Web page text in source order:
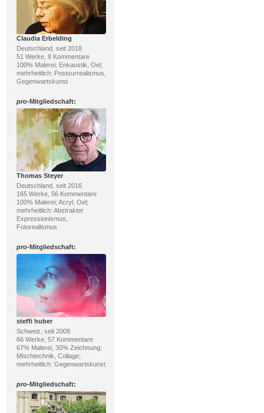
Claudia Erbelding
Deutschland, seit 2018
51 Werke, 8 Kommentare
100% Malerei; Enkaustik, Oel;
mehrheitlich: Postsurrealismus,
Gegenwartskunst
pro-Mitgliedschaft:
Thomas Steyer
Deutschland, seit 2016
165 Werke, 56 Kommentare
100% Malerei; Acryl, Oel;
mehrheitlich: Abstrakter
Expressionismus,
Fotorealismus
pro-Mitgliedschaft:
steffi huber
Schweiz, seit 2008
66 Werke, 57 Kommentare
67% Malerei, 30% Zeichnung;
Mischtechnik, Collage;
mehrheitlich: Gegenwartskunst
pro-Mitgliedschaft: